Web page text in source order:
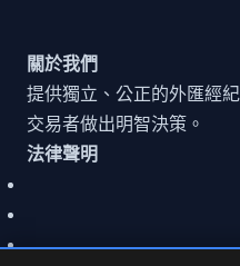
關於我們
提供獨立、公正的外匯經
交易者做出明智決策。
法律聲明